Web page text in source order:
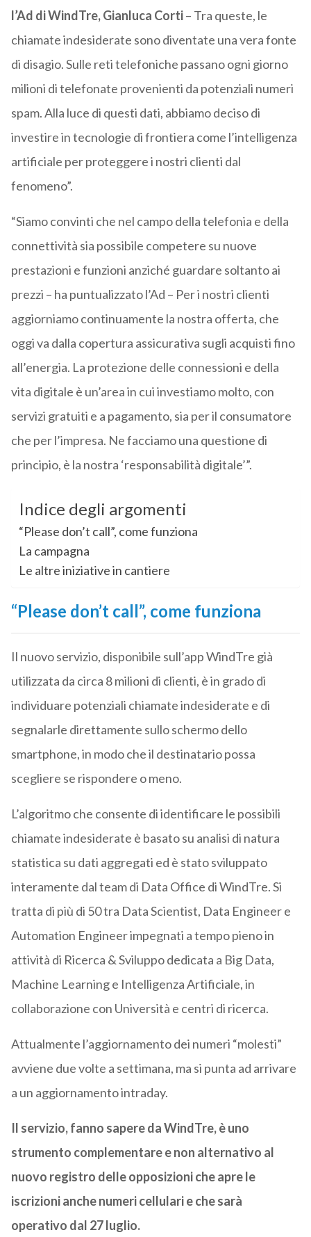
l’Ad di WindTre, Gianluca Corti– Tra queste, le
chiamate indesiderate sono diventate una vera fonte
di disagio. Sulle reti telefoniche passano ogni giorno
milioni di telefonate provenienti da potenziali numeri
spam. Alla luce di questi dati, abbiamo deciso di
investire in tecnologie di frontiera come l’intelligenza
artificiale per proteggere i nostri clienti dal
fenomeno”.
“Siamo convinti che nel campo della telefonia e della
connettività sia possibile competere su nuove
prestazioni e funzioni anziché guardare soltanto ai
prezzi – ha puntualizzato l’Ad – Per i nostri clienti
aggiorniamo continuamente la nostra offerta, che
oggi va dalla copertura assicurativa sugli acquisti fino
all’energia. La protezione delle connessioni e della
vita digitale è un’area in cui investiamo molto, con
servizi gratuiti e a pagamento, sia per il consumatore
che per l’impresa. Ne facciamo una questione di
principio, è la nostra ‘responsabilità digitale’”.
Indice degli argomenti
“Please don’t call”, come funziona
La campagna
Le altre iniziative in cantiere
“Please don’t call”, come funziona
Il nuovo servizio, disponibile sull’app WindTre già
utilizzata da circa 8 milioni di clienti, è in grado di
individuare potenziali chiamate indesiderate e di
segnalarle direttamente sullo schermo dello
smartphone, in modo che il destinatario possa
scegliere se rispondere o meno.
L’algoritmo che consente di identificare le possibili
chiamate indesiderate è basato su analisi di natura
statistica su dati aggregati ed è stato sviluppato
interamente dal team di Data Office di WindTre. Si
tratta di più di 50 tra Data Scientist, Data Engineer e
Automation Engineer impegnati a tempo pieno in
attività di Ricerca & Sviluppo dedicata a Big Data,
Machine Learning e Intelligenza Artificiale, in
collaborazione con Università e centri di ricerca.
Attualmente l’aggiornamento dei numeri “molesti”
avviene due volte a settimana, ma si punta ad arrivare
a un aggiornamento intraday.
Il servizio, fanno sapere da WindTre, è uno
strumento complementare e non alternativo al
nuovo registro delle opposizioni che apre le
iscrizioni anche numeri cellulari e che sarà
operativo dal 27 luglio.